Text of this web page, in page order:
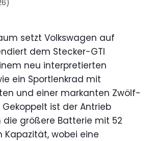
setzt Volkswagen auf
dem Stecker-GTI
neu interpretierten
ein Sportlenkrad mit
und einer markanten Zwölf-
Gekoppelt ist der Antrieb
größere Batterie mit 52
Kapazität, wobei eine